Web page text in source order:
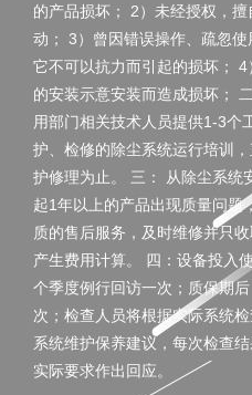
的产品损坏； 2）未经授权，
动； 3）曾因错误操作、疏忽
它不可以抗力而引起的损坏； 4
的安装示意安装而造成损坏；
用部门相关技术人员提供1-3个
护、检修的除尘系统运行培训
护修理为止。 三： 从除尘系统
起1年以上的产品出现质量问题
质的售后服务，及时维修并只
产生费用计算。 四：设备投入
个季度例行回访一次；质保期
次；检查人员将根据实际系统
系统维护保养建议，每次检查
实际要求作出回应。